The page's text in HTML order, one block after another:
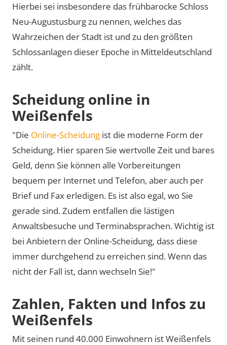
Hierbei sei insbesondere das frühbarocke Schloss
Neu-Augustusburg zu nennen, welches das
Wahrzeichen der Stadt ist und zu den größten
Schlossanlagen dieser Epoche in Mitteldeutschland
zählt.
Scheidung online in
Weißenfels
"Die Online-Scheidung ist die moderne Form der
Scheidung. Hier sparen Sie wertvolle Zeit und bares
Geld, denn Sie können alle Vorbereitungen
bequem per Internet und Telefon, aber auch per
Brief und Fax erledigen. Es ist also egal, wo Sie
gerade sind. Zudem entfallen die lästigen
Anwaltsbesuche und Terminabsprachen. Wichtig ist
bei Anbietern der Online-Scheidung, dass diese
immer durchgehend zu erreichen sind. Wenn das
nicht der Fall ist, dann wechseln Sie!"
Zahlen, Fakten und Infos zu
Weißenfels
Mit seinen rund 40.000 Einwohnern ist Weißenfels